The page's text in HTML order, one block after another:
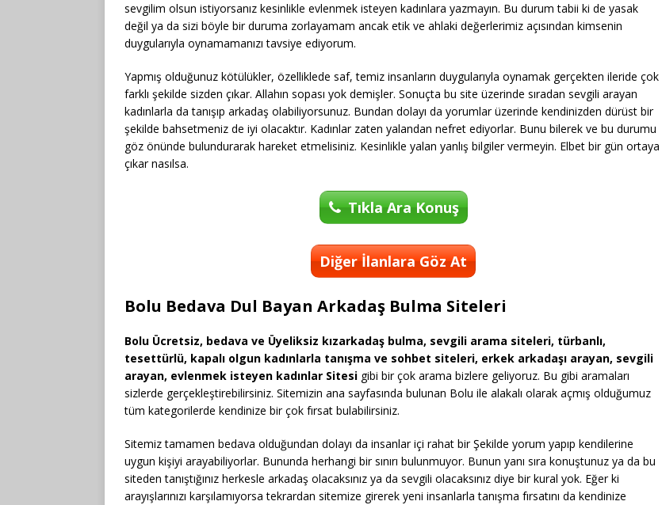
sevgilim olsun istiyorsanız kesinlikle evlenmek isteyen kadınlara yazmayın. Bu durum tabii ki de yasak
değil ya da sizi böyle bir duruma zorlayamam ancak etik ve ahlaki değerlerimiz açısından kimsenin
duygularıyla oynamamanızı tavsiye ediyorum.
Yapmış olduğunuz kötülükler, özelliklede saf, temiz insanların duygularıyla oynamak gerçekten ileride çok
farklı şekilde sizden çıkar. Allahın sopası yok demişler. Sonuçta bu site üzerinde sıradan sevgili arayan
kadınlarla da tanışıp arkadaş olabiliyorsunuz. Bundan dolayı da yorumlar üzerinde kendinizden dürüst bir
şekilde bahsetmeniz de iyi olacaktır. Kadınlar zaten yalandan nefret ediyorlar. Bunu bilerek ve bu durumu
göz önünde bulundurarak hareket etmelisiniz. Kesinlikle yalan yanlış bilgiler vermeyin. Elbet bir gün ortaya
çıkar nasılsa.
Tıkla Ara Konuş
Diğer İlanlara Göz At
Bolu Bedava Dul Bayan Arkadaş Bulma Siteleri
Bolu Ücretsiz, bedava ve Üyeliksiz kızarkadaş bulma, sevgili arama siteleri, türbanlı,
tesettürlü, kapalı olgun kadınlarla tanışma ve sohbet siteleri, erkek arkadaşı arayan, sevgili
arayan, evlenmek isteyen kadınlar Sitesi gibi bir çok arama bizlere geliyoruz. Bu gibi aramaları
sizlerde gerçekleştirebilirsiniz. Sitemizin ana sayfasında bulunan Bolu ile alakalı olarak açmış olduğumuz
tüm kategorilerde kendinize bir çok fırsat bulabilirsiniz.
Sitemiz tamamen bedava olduğundan dolayı da insanlar içi rahat bir Şekilde yorum yapıp kendilerine
uygun kişiyi arayabiliyorlar. Bununda herhangi bir sınırı bulunmuyor. Bunun yanı sıra konuştunuz ya da bu
siteden tanıştığınız herkesle arkadaş olacaksınız ya da sevgili olacaksınız diye bir kural yok. Eğer ki
arayışlarınızı karşılamıyorsa tekrardan sitemize girerek yeni insanlarla tanışma fırsatını da kendinize